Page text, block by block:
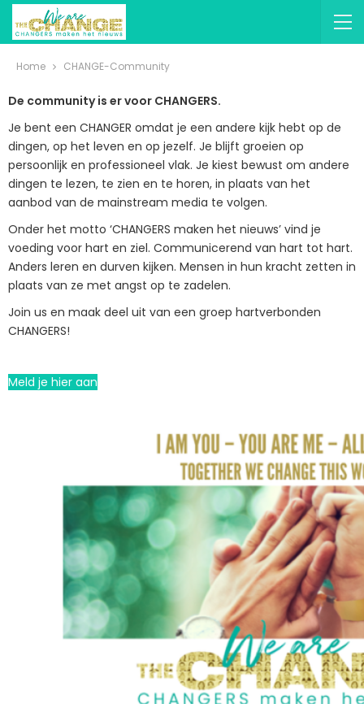
Home CHANGE-Community
De community is er voor CHANGERS.
Je bent een CHANGER omdat je een andere kijk hebt op de
dingen, op het leven en op jezelf. Je blijft groeien op
persoonlijk en professioneel vlak. Je kiest bewust om andere
dingen te lezen, te zien en te horen, in plaats van het
aanbod van de mainstream media te volgen.
Onder het motto ‘CHANGERS maken het nieuws’ vind je
voeding voor hart en ziel. Communicerend van hart tot hart.
Anders leren en durven kijken. Mensen in hun kracht zetten in
plaats van ze met angst op te zadelen.
Join us en maak deel uit van een groep hartverbonden
CHANGERS!
Meld je hier aan